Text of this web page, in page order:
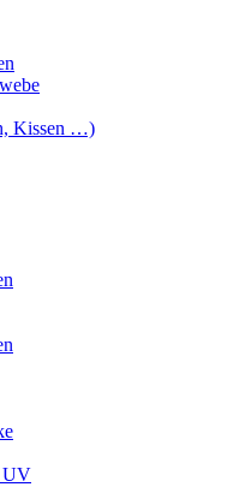
Kissen …)
UV